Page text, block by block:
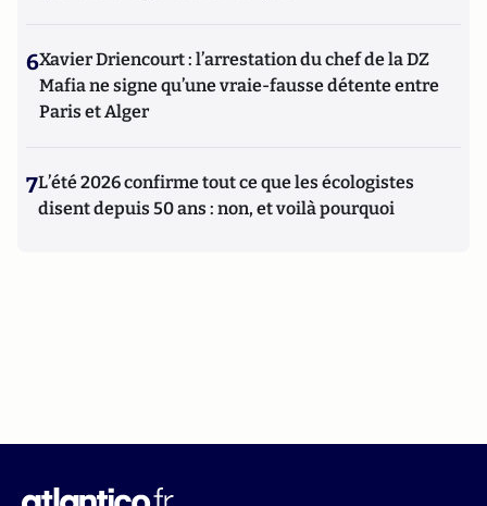
6Xavier Driencourt : l’arrestation du chef de la DZ
Mafia ne signe qu’une vraie-fausse détente entre
Paris et Alger
7L’été 2026 confirme tout ce que les écologistes
disent depuis 50 ans : non, et voilà pourquoi